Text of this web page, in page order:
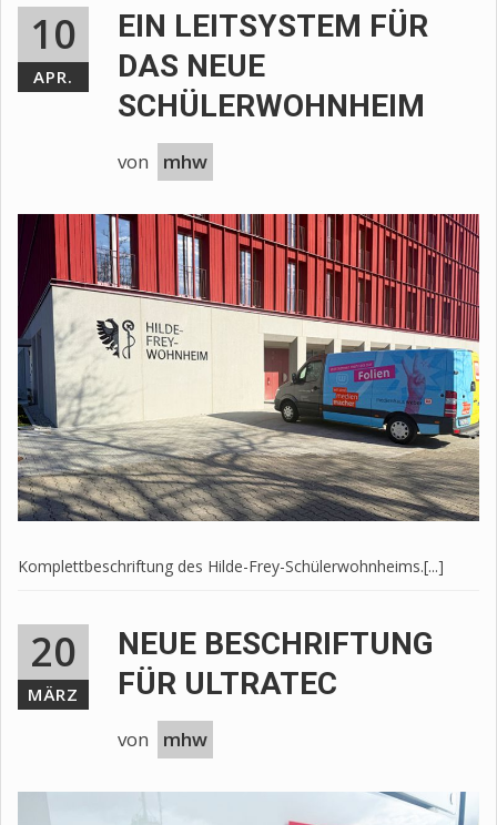
10
APR.
EIN LEITSYSTEM FÜR
DAS NEUE
SCHÜLERWOHNHEIM
von mhw
Komplettbeschriftung des Hilde-Frey-Schülerwohnheims.[...]
20
MÄRZ
NEUE BESCHRIFTUNG
FÜR ULTRATEC
von mhw